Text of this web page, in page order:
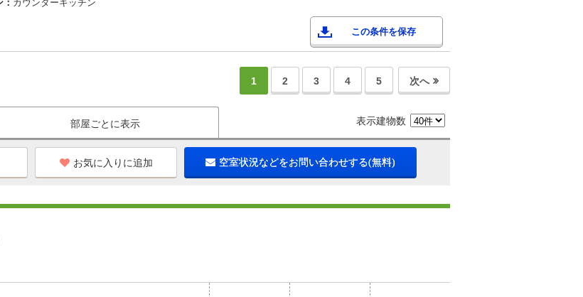
カウンターキッチン
この条件を保存
1 2 3 4 5 次へ
部屋ごとに表示 表示建物数
お気に入りに追加 空室状況などをお問い合わせする(無料)